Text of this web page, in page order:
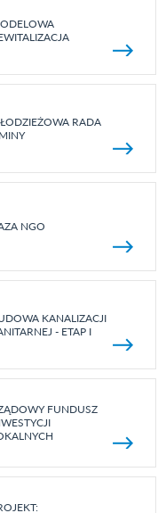
RADA
NGO
KANALIZACJI
- ETAP I
FUNDUSZ